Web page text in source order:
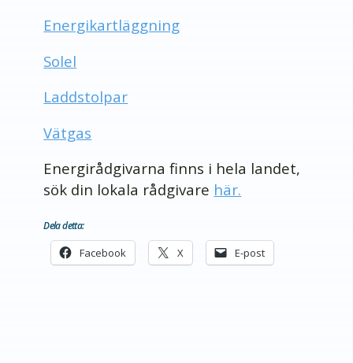
Energikartläggning
Solel
Laddstolpar
Vätgas
Energirådgivarna finns i hela landet,
sök din lokala rådgivare här.
Dela detta:
Facebook X E-post